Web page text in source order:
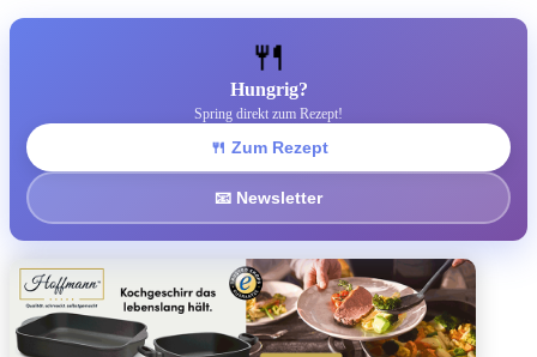
🍴
Hungrig?
Spring direkt zum Rezept!
🍴 Zum Rezept
📧 Newsletter